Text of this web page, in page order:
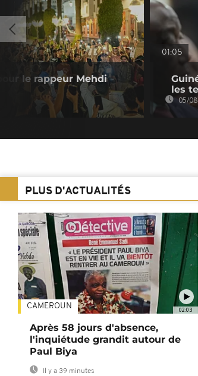
le rappeur Mehdi
01:05
les
05/
PLUS D'ACTUALITÉS
02:03
CAMEROUN
Après 58 jours d'absence,
l'inquiétude grandit autour de
Paul Biya
Il y a 39 minutes